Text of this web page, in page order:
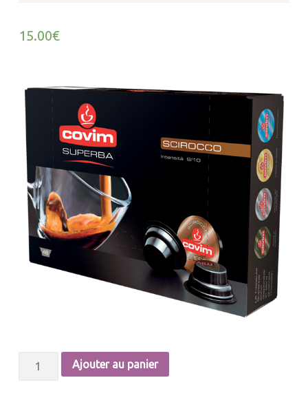
15.00€
Ajouter au panier